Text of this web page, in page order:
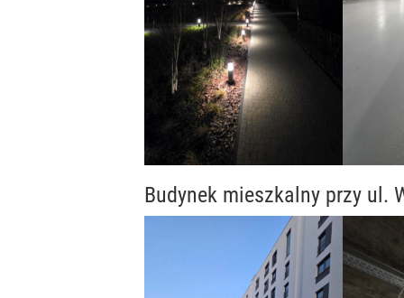
Budynek mieszkalny przy ul.